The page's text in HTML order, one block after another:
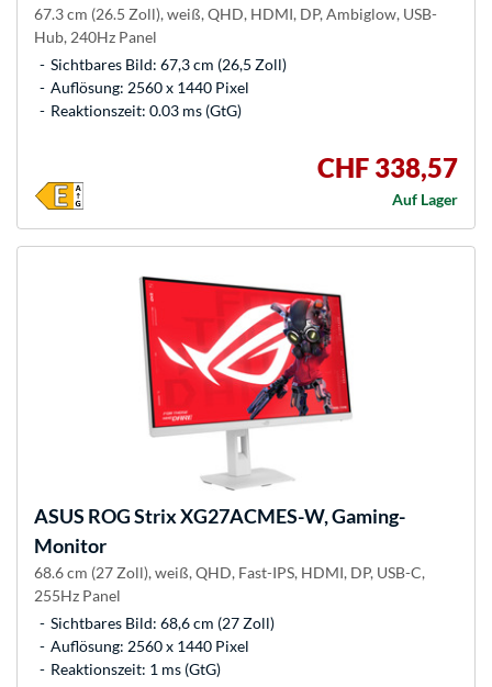
67.3 cm (26.5 Zoll), weiß, QHD, HDMI, DP, Ambiglow, USB-
Hub, 240Hz Panel
Sichtbares Bild: 67,3 cm (26,5 Zoll)
Auflösung: 2560 x 1440 Pixel
Reaktionszeit: 0.03 ms (GtG)
CHF 338,57
Auf Lager
ASUS ROG Strix XG27ACMES-W, Gaming-
Monitor
68.6 cm (27 Zoll), weiß, QHD, Fast-IPS, HDMI, DP, USB-C,
255Hz Panel
Sichtbares Bild: 68,6 cm (27 Zoll)
Auflösung: 2560 x 1440 Pixel
Reaktionszeit: 1 ms (GtG)